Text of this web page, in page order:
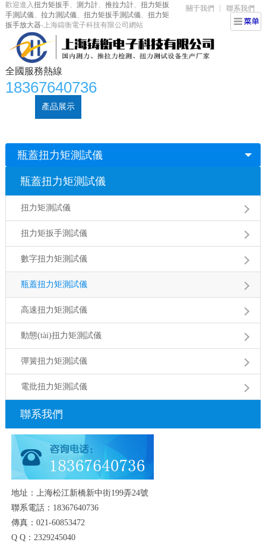
歡迎進入扭力矩扳手、 測力計、 推拉力計、 扭力矩扳
手測試儀、 拉力測試儀、 扭力矩扳手測試儀、 扭力矩
扳手放大器-上海鑄衡電子科技有限公司網站
關于我們 聯系我們
全國服務熱線
18367640736
產品展示
瓶蓋扭力矩測試儀
瓶蓋扭力矩測試儀
扭力矩測試儀
扭力矩扳手測試儀
數字扭力矩測試儀
瓶蓋扭力矩測試儀
高速扭力矩測試儀
動態(tài)扭力矩測試儀
彈簧扭力矩測試儀
電批扭力矩測試儀
聯系我們
地址：上海松江新橋新中街199弄24號
聯系電話：18367640736
傳真：021-60853472
Q Q：2329245040